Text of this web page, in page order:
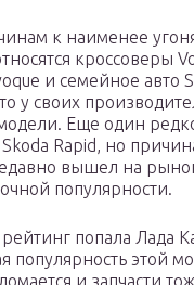
к наименее
кроссоверы
и семейное авто
у своих
Еще один
Rapid, но
вышел на
популярности.
попала Лада
популярность этой
и запчасти